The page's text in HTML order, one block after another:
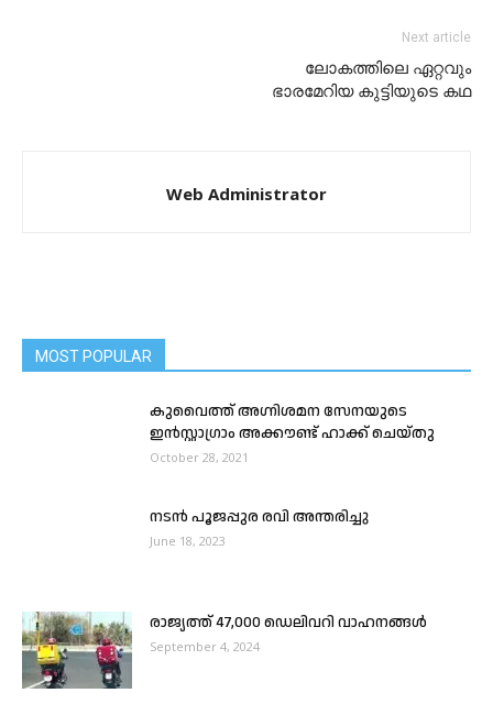
Next article
ലോകത്തിലെ ഏറ്റവും
ഭാരമേറിയ കുട്ടിയുടെ കഥ
Web Administrator
MOST POPULAR
കുവൈത്ത് അഗ്നിശമന സേനയുടെ
ഇൻസ്റ്റാഗ്രാം അക്കൗണ്ട് ഹാക്ക് ചെയ്തു
October 28, 2021
നടൻ പൂജപ്പുര രവി അന്തരിച്ചു
June 18, 2023
രാജ്യത്ത് 47,000 ഡെലിവറി വാഹനങ്ങൾ
September 4, 2024